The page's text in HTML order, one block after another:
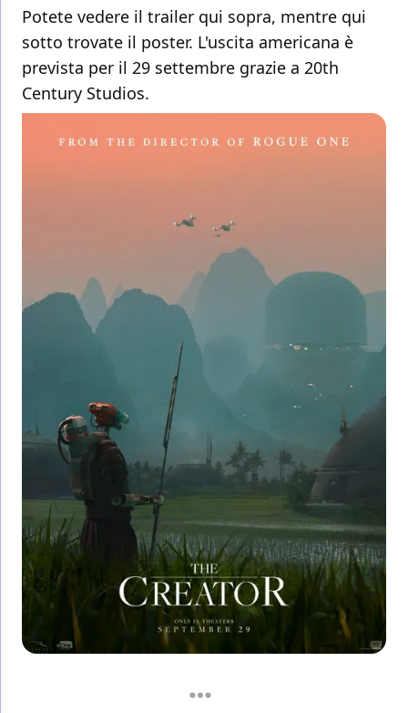
Potete vedere il trailer qui sopra, mentre qui
sotto trovate il poster. L'uscita americana è
prevista per il 29 settembre grazie a 20th
Century Studios.